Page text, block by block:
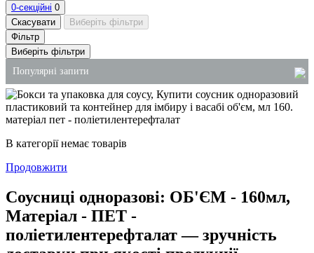
0-секційні 0
Скасувати
Виберіть фільтри
Фільтр
Виберіть фільтри
Популярні запити
одноразовий посуд для перших страв
одноразові соусники з кришкою
пластикові відра для продуктів
продаж господарських товарів київ
миючі засоби опт
В категорії немає товарів
Продовжити
Соусниці одноразові: ОБ'ЄМ - 160мл,
Матеріал - ПЕТ -
поліетилентерефталат — зручність